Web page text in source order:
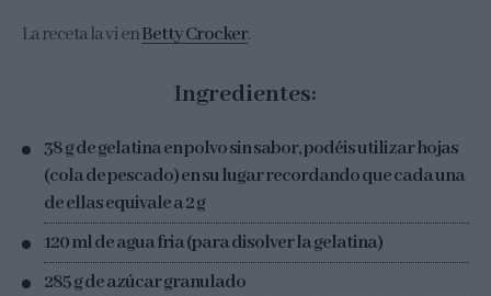
La receta la vi enBetty Crocker.
Ingredientes:
38 g de gelatina en polvo sin sabor, podéis utilizar hojas
(cola de pescado) en su lugar recordando que cada una
de ellas equivale a 2 g
120 ml de agua fria (para disolver la gelatina)
285 g de azúcar granulado